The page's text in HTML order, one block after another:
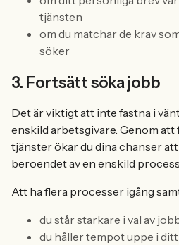
tjänsten
om du matchar de krav
söker
3. Fortsätt söka jobb
Det är viktigt att inte fastna i
enskild arbetsgivare. Genom
tjänster ökar du dina chanser
beroendet av en enskild process.
Att ha flera processer igång
du står starkare i val av
du håller tempot uppe i